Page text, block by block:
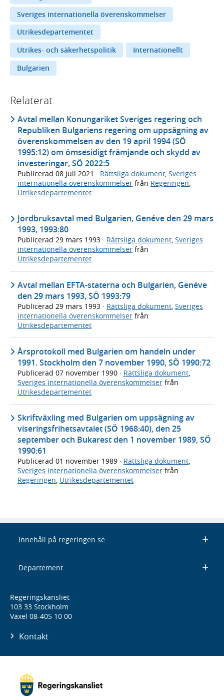
Sveriges internationella överenskommelser
Utrikesdepartementet
Utrikes- och säkerhetspolitik
Internationellt
Bulgarien
Relaterat
Avtal mellan Konungariket Sveriges regering och
Republiken Bulgariens regering om uppsägning av
överenskommelsen av den 19 april 1994 (SÖ
1995:12) om ömsesidigt främjande och skydd av
investeringar, SÖ 2022:5
Publicerad 08 juli 2021 · Rättsliga dokument Sveriges
internationella överenskommelser från Regeringen
Utrikesdepartementet
Jordbruksavtal med Bulgarien, Genéve den 29 mars
1993, 1993:80
Publicerad 29 mars 1993 · Rättsliga dokument, Sveriges
internationella överenskommelser från
Utrikesdepartementet
Avtal mellan EFTA-staterna och Bulgarien, Genéve
den 29 mars 1993, SÖ 1993:79
Publicerad 29 mars 1993 · Rättsliga dokument, Sveriges
internationella överenskommelser från
Utrikesdepartementet
Årsprotokoll med Bulgarien om handeln under
1991. Stockholm den 7 november 1990, SÖ 1990:72
Publicerad 07 november 1990 · Rättsliga dokument
Sveriges internationella överenskommelser från
Utrikesdepartementet
Skriftväxling med Bulgarien om uppsägning av
viseringsfrihetsavtalet (SÖ 1968:40), den 25
september och Bukarest den 1 november 1989, SÖ
1990:61
Publicerad 01 november 1989 · Rättsliga dokument,
Sveriges internationella överenskommelser från
Regeringen, Utrikesdepartementet
Innehåll på regeringen.se
Departement
Regeringskansliet
103 33 Stockholm
Växel 08-405 10 00
Kontakt